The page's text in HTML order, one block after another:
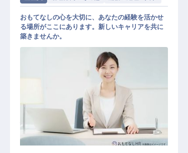
経理 / 総務 / 労務
おもてなしの心を大切に、あなたの経験を活かせ
る場所がここにあります。新しいキャリアを共に
築きませんか。